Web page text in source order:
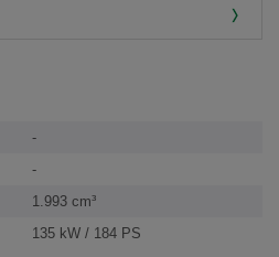
-
-
1.993 cm³
135 kW / 184 PS